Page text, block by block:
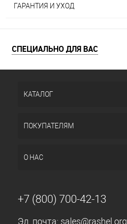
ГАРАНТИЯ И УХОД
СПЕЦИАЛЬНО ДЛЯ ВАС
КАТАЛОГ
ПОКУПАТЕЛЯМ
О НАС
+7 (800) 700-42-13
Эл. почта: sales@rashel.org